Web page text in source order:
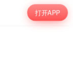
打开APP